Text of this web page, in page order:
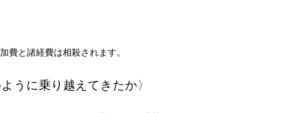
費と諸経費は相殺されます。
うに乗り越えてきたか〉